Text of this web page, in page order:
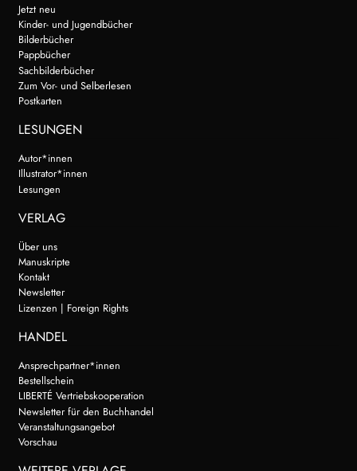
Jetzt neu
Kinder- und Jugendbücher
Bilderbücher
Pappbücher
Sachbilderbücher
Zum Vor- und Selberlesen
Postkarten
LESUNGEN
Autor*innen
Illustrator*innen
Lesungen
VERLAG
Über uns
Manuskripte
Kontakt
Newsletter
Lizenzen | Foreign Rights
HANDEL
Ansprechpartner*innen
Bestellschein
LIBERTÉ Vertriebskooperation
Newsletter für den Buchhandel
Veranstaltungsangebot
Vorschau